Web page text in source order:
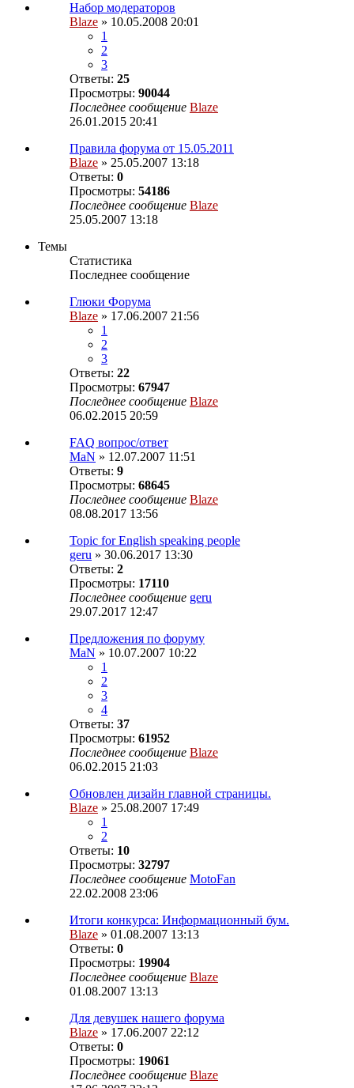
Набор модераторов
Blaze » 10.05.2008 20:01
1
2
3
Ответы: 25
Просмотры: 90044
Последнее сообщение Blaze
26.01.2015 20:41
Правила форума от 15.05.2011
Blaze » 25.05.2007 13:18
Ответы: 0
Просмотры: 54186
Последнее сообщение Blaze
25.05.2007 13:18
Темы
Статистика
Последнее сообщение
Глюки Форума
Blaze » 17.06.2007 21:56
1
2
3
Ответы: 22
Просмотры: 67947
Последнее сообщение Blaze
06.02.2015 20:59
FAQ вопрос/ответ
MaN » 12.07.2007 11:51
Ответы: 9
Просмотры: 68645
Последнее сообщение Blaze
08.08.2017 13:56
Topic for English speaking people
geru » 30.06.2017 13:30
Ответы: 2
Просмотры: 17110
Последнее сообщение geru
29.07.2017 12:47
Предложения по форуму
MaN » 10.07.2007 10:22
1
2
3
4
Ответы: 37
Просмотры: 61952
Последнее сообщение Blaze
06.02.2015 21:03
Обновлен дизайн главной страницы.
Blaze » 25.08.2007 17:49
1
2
Ответы: 10
Просмотры: 32797
Последнее сообщение MotoFan
22.02.2008 23:06
Итоги конкурса: Информационный бум.
Blaze » 01.08.2007 13:13
Ответы: 0
Просмотры: 19904
Последнее сообщение Blaze
01.08.2007 13:13
Для девушек нашего форума
Blaze » 17.06.2007 22:12
Ответы: 0
Просмотры: 19061
Последнее сообщение Blaze